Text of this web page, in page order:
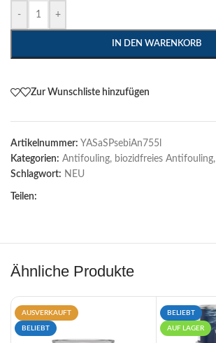
- +
IN DEN WARENKORB
Zur Wunschliste hinzufügen
Artikelnummer: YASaSPsebiAn755l
Kategorien: Antifouling, biozidfreies Antifouling,
Schlagwort: NEU
Teilen:
Ähnliche Produkte
AUSVERKAUFT
BELIEBT
BELIEBT
AUF LAGER